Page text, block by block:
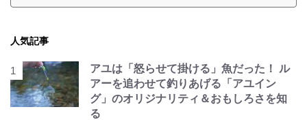
人気記事
アユは「怒らせて掛ける」魚だった！ ル
アーを追わせて釣りあげる「アユイン
グ」のオリジナリティ＆おもしろさを知
る